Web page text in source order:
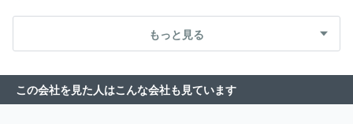
株式会社サンドラッグ
ショッピングクラブ
株式会社アイルネット
株式会社ティンパン
アレイ
レグセントジョイラー株式会社 株式会社矢田
ネス株式会社
ウォーターワン株式会社
株式会社アンカーネット
もっと見る
この会社を見た人はこんな会社も見ています